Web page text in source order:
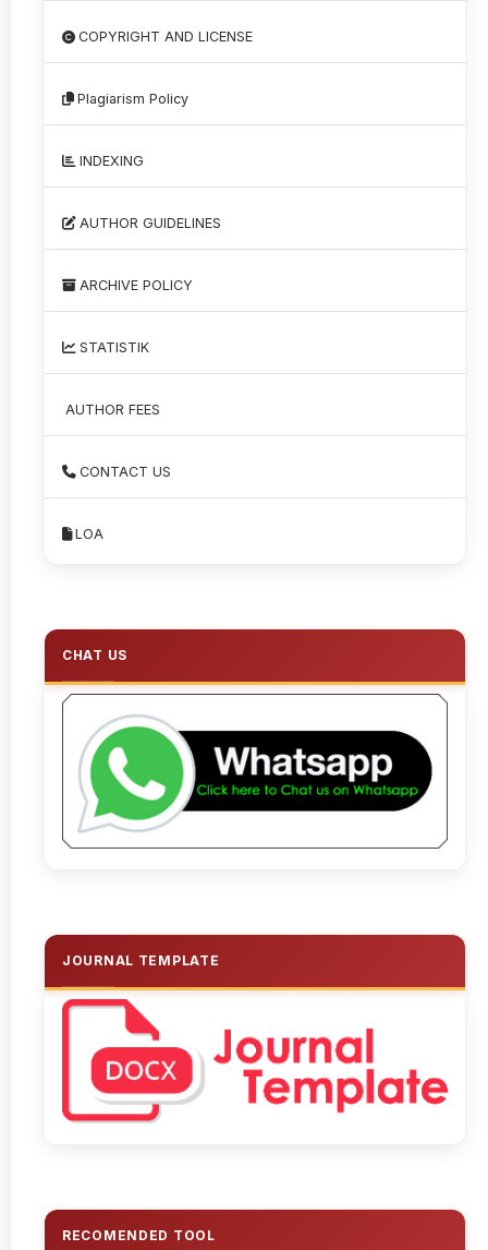
COPYRIGHT AND LICENSE
Plagiarism Policy
INDEXING
AUTHOR GUIDELINES
ARCHIVE POLICY
STATISTIK
AUTHOR FEES
CONTACT US
LOA
CHAT US
JOURNAL TEMPLATE
RECOMENDED TOOL